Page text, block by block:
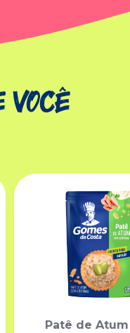
você
Patê de